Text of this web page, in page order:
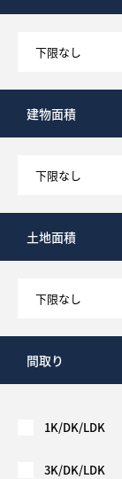
建物面積
土地面積
間取り
1K/DK/LDK
3K/DK/LDK